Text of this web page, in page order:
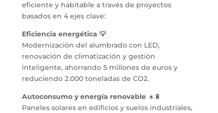
eficiente y habitable a través de proyectos
basados en 4 ejes clave:
Eficiencia energética 💡
Modernización del alumbrado con LED,
renovación de climatización y gestión
inteligente, ahorrando 5 millones de euros y
reduciendo 2.000 toneladas de CO2.
Autoconsumo y energía renovable☀️🔋
Paneles solares en edificios y suelos industriales,